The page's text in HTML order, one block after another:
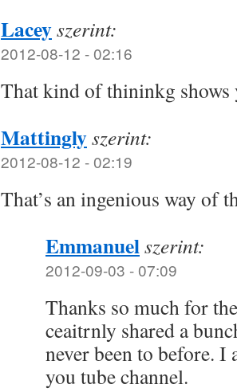
Laceyszerint:
2012-08-12 - 02:16
That kind of thininkg shows
Mattinglyszerint:
2012-08-12 - 02:19
That’s an ingenious way of
Emmanuelszerint:
2012-09-03 - 07:09
Thanks so much for
ceaitrnly shared a
never been to before.
you tube channel.